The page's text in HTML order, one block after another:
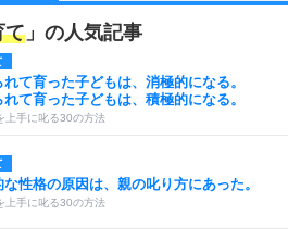
て 」の人気記事
て育った子どもは、消極的になる。
て育った子どもは、積極的になる。
上手に叱る30の方法
性格の原因は、親の叱り方にあった。
上手に叱る30の方法